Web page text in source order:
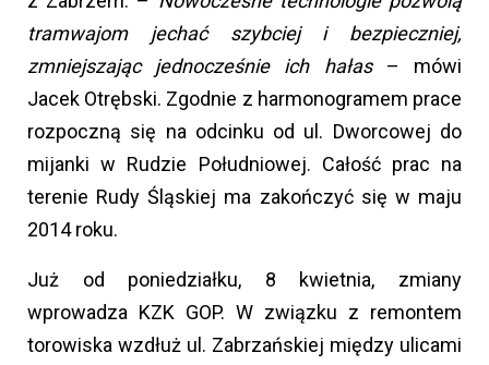
tramwajom jechać szybciej i bezpieczniej,
zmniejszając jednocześnie ich hałas– mówi
Jacek Otrębski. Zgodnie z harmonogramem prace
rozpoczną się na odcinku od ul. Dworcowej do
mijanki w Rudzie Południowej. Całość prac na
terenie Rudy Śląskiej ma zakończyć się w maju
2014 roku.
Już od poniedziałku, 8 kwietnia, zmiany
wprowadza KZK GOP. W związku z remontem
torowiska wzdłuż ul. Zabrzańskiej między ulicami